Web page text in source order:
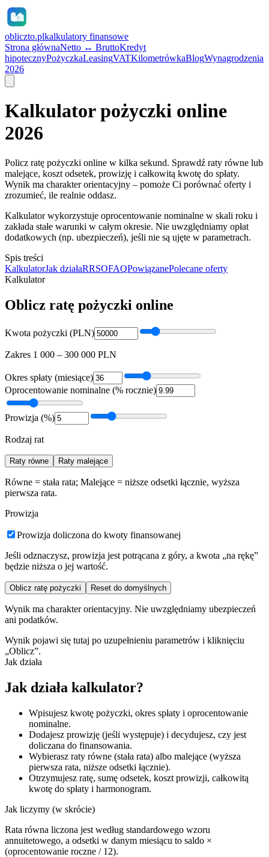
obliczto.plkalkulatory finansowe
Strona głównaNetto ↔ BruttoKredyt
hipotecznyPożyczkaLeasingVATKilometrówkaBlogWynagrodzenia
2026
Kalkulator pożyczki online
2026
Policz ratę pożyczki online w kilka sekund. Sprawdź raty równe lub
malejące, koszt odsetek, prowizję i całkowitą kwotę do spłaty.
Wynik ma charakter orientacyjny – pomoże Ci porównać oferty i
zrozumieć, ile realnie oddasz.
Kalkulator wykorzystuje oprocentowanie nominalne w skali roku i
zakłada stałe warunki w całym okresie. Nie uwzględniamy opłat
dodatkowych (np. ubezpieczeń), jeśli nie są ujęte w parametrach.
Spis treści
KalkulatorJak działaRRSOFAQPowiązanePolecane oferty
Kalkulator
Oblicz ratę pożyczki online
Kwota pożyczki (PLN)
Zakres 1 000 – 300 000 PLN
Okres spłaty (miesiące)
Oprocentowanie nominalne (% rocznie)
Prowizja (%)
Rodzaj rat
Raty równe Raty malejące
Równe = stała rata; Malejące = niższe odsetki łącznie, wyższa
pierwsza rata.
Prowizja
Prowizja doliczona do kwoty finansowanej
Jeśli odznaczysz, prowizja jest potrącana z góry, a kwota „na rękę”
będzie niższa o jej wartość.
Oblicz ratę pożyczki Reset do domyślnych
Wynik ma charakter orientacyjny. Nie uwzględniamy ubezpieczeń
ani podatków.
Wynik pojawi się tutaj po uzupełnieniu parametrów i kliknięciu
„Oblicz”.
Jak działa
Jak działa kalkulator?
Wpisujesz kwotę pożyczki, okres spłaty i oprocentowanie
nominalne.
Dodajesz prowizję (jeśli występuje) i decydujesz, czy jest
doliczana do finansowania.
Wybierasz raty równe (stała rata) albo malejące (wyższa
pierwsza rata, niższe odsetki łącznie).
Otrzymujesz ratę, sumę odsetek, koszt prowizji, całkowitą
kwotę do spłaty i harmonogram.
Jak liczymy (w skrócie)
Rata równa liczona jest według standardowego wzoru
annuitetowego, a odsetki w danym miesiącu to saldo ×
(oprocentowanie roczne / 12).